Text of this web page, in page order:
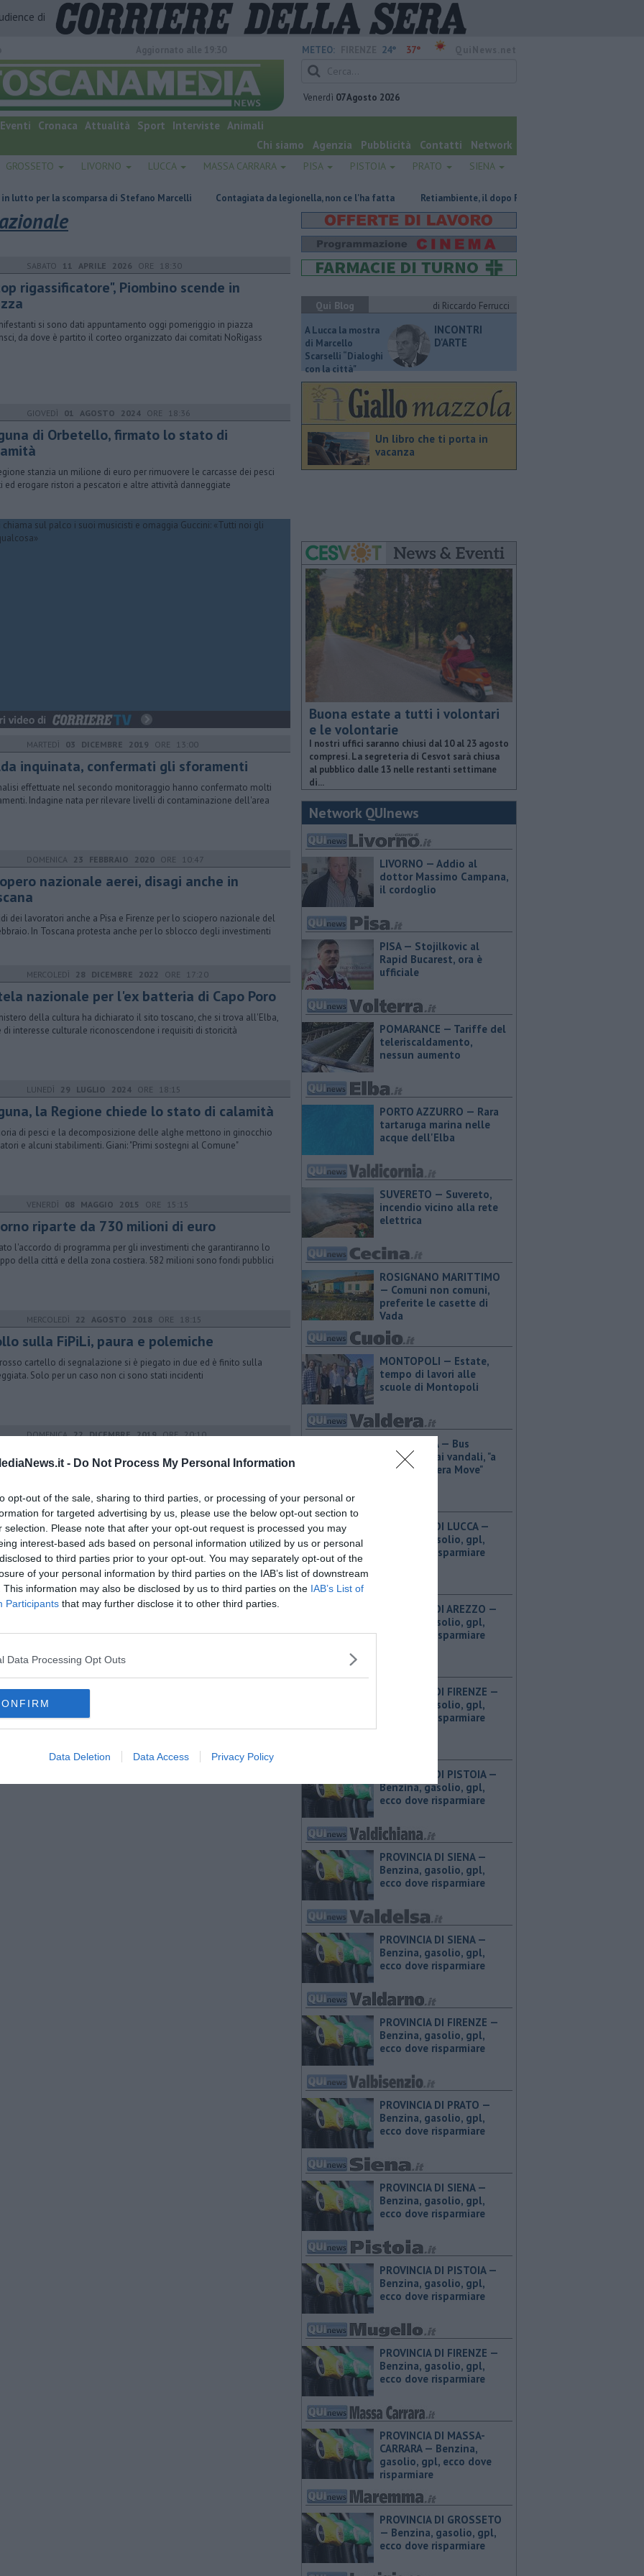
- Do Not Process My Personal Information
opt-out of the sale, sharing to third parties, or processing of your personal or
for targeted advertising by us, please use the below opt-out section to
selection. Please note that after your opt-out request is processed you may
interest-based ads based on personal information utilized by us or personal
to third parties prior to your opt-out. You may separately opt-out of the
of your personal information by third parties on the IAB’s list of downstream
This information may also be disclosed by us to third parties on the IAB’s List of
Participants that may further disclose it to other third parties.
Data Processing Opt Outs
Data Deletion Data Access Privacy Policy
di
METEO: 24° 37°
Venerdì 07 Agosto 2026
Eventi Cronaca Attualità Sport Interviste Animali
Chi siamo
Agenzia Pubblicità Contatti Network
GROSSETO LIVORNO LUCCA MASSA CARRARA PISA PISTOIA PRATO SIENA
di Stefano Marcelli Contagiata da legionella, non ce l'ha fatta Retiambiente, il dopo Fortini e lo spettro del commissariamento
SABATO 11 APRILE 2026 ORE 18:30
rigassificatore", Piombino scende in
si sono dati appuntamento oggi pomeriggio in piazza
da dove è partito il corteo organizzato dai comitati NoRigass
GIOVEDÌ 01 AGOSTO 2024ORE 18:36
di Orbetello, firmato lo stato di
stanzia un milione di euro per rimuovere le carcasse dei pesci
ed erogare ristori a pescatori e altre attività danneggiate
MARTEDÌ 03 DICEMBRE 2019 ORE 13:00
inquinata, confermati gli sforamenti
effettuate nel secondo monitoraggio hanno confermato molti
Indagine nata per rilevare livelli di contaminazione dell'area
DOMENICA 23 FEBBRAIO 2020ORE 10:47
nazionale aerei, disagi anche in
dei lavoratori anche a Pisa e Firenze per lo sciopero nazionale del
In Toscana protesta anche per lo sblocco degli investimenti
MERCOLEDÌ 28 DICEMBRE 2022 ORE 17:20
nazionale per l'ex batteria di Capo Poro
della cultura ha dichiarato il sito toscano, che si trova all'Elba,
di interesse culturale riconoscendone i requisiti di storicità
LUNEDÌ 29 LUGLIO 2024ORE 18:15
la Regione chiede lo stato di calamità
di pesci e la decomposizione delle alghe mettono in ginocchio
e alcuni stabilimenti. Giani: "Primi sostegni al Comune"
VENERDÌ 08 MAGGIO 2015 ORE 15:15
riparte da 730 milioni di euro
l'accordo di programma per gli investimenti che garantiranno lo
della cittá e della zona costiera. 582 milioni sono fondi pubblici
MERCOLEDÌ 22 AGOSTO 2018 ORE 18:15
sulla FiPiLi, paura e polemiche
cartello di segnalazione si è piegato in due ed è finito sulla
Solo per un caso non ci sono stati incidenti
DOMENICA22 DICEMBRE 2019ORE 20:10
le magliette bianche per chiedere le
anche il Comitato Salute Pubblica in piazza per chiedere le bonifiche
di interesse nazionale di Piombino
Qui Blog
di Riccardo Ferrucci
A Lucca la mostra
di Marcello
Scarselli “Dialoghi
con la città"
INCONTRI
D'ARTE
Un libro che ti porta in
vacanza
Buona estate a tutti i volontari
e le volontarie
I nostri uffici saranno chiusi dal 10 al 23 agosto
compresi. La segreteria di Cesvot sarà chiusa
al pubblico dalle 13 nelle restanti settimane
di...
Network QUInews
LIVORNO — Addio al
dottor Massimo Campana,
il cordoglio
PISA — Stojilkovic al
Rapid Bucarest, ora è
ufficiale
POMARANCE — Tariffe del
teleriscaldamento,
nessun aumento
PORTO AZZURRO — Rara
tartaruga marina nelle
acque dell'Elba
SUVERETO — Suvereto,
incendio vicino alla rete
elettrica
ROSIGNANO MARITTIMO
— Comuni non comuni,
preferite le casette di
Vada
MONTOPOLI — Estate,
tempo di lavori alle
scuole di Montopoli
PONTEDERA — Bus
devastati dai vandali, "a
rischio Valdera Move"
PROVINCIA DI LUCCA — ​
Benzina, gasolio, gpl,
ecco dove risparmiare
PROVINCIA DI AREZZO — ​
Benzina, gasolio, gpl,
ecco dove risparmiare
PROVINCIA DI FIRENZE — ​
Benzina, gasolio, gpl,
ecco dove risparmiare
PROVINCIA DI PISTOIA — ​
Benzina, gasolio, gpl,
ecco dove risparmiare
PROVINCIA DI SIENA — ​
Benzina, gasolio, gpl,
ecco dove risparmiare
PROVINCIA DI SIENA — ​
Benzina, gasolio, gpl,
ecco dove risparmiare
PROVINCIA DI FIRENZE — ​
Benzina, gasolio, gpl,
ecco dove risparmiare
PROVINCIA DI PRATO — ​
Benzina, gasolio, gpl,
ecco dove risparmiare
PROVINCIA DI SIENA — ​
Benzina, gasolio, gpl,
ecco dove risparmiare
PROVINCIA DI PISTOIA — ​
Benzina, gasolio, gpl,
ecco dove risparmiare
PROVINCIA DI FIRENZE — ​
Benzina, gasolio, gpl,
ecco dove risparmiare
PROVINCIA DI MASSA-
CARRARA — ​Benzina,
gasolio, gpl, ecco dove
risparmiare
PROVINCIA DI GROSSETO
— ​Benzina, gasolio, gpl,
ecco dove risparmiare